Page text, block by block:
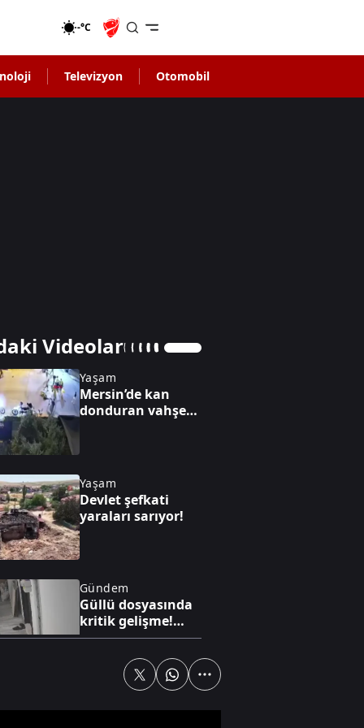
-°C
Televizyon Otomobil
Videolar
Yaşam
Mersin’de kan
donduran vahşet!
Yaşam
Devlet şefkati
yaraları sarıyor!
Gündem
Güllü dosyasında
kritik gelişme!
İddianame
Parkta uygunsuz